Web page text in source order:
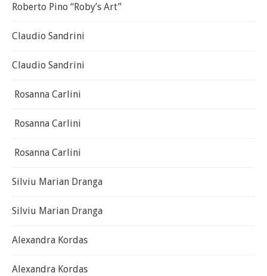
Roberto Pino “Roby’s Art”
Claudio Sandrini
Claudio Sandrini
Rosanna Carlini
Rosanna Carlini
Rosanna Carlini
Silviu Marian Dranga
Silviu Marian Dranga
Alexandra Kordas
Alexandra Kordas